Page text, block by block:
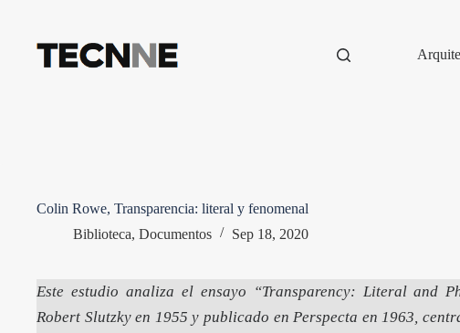
contenido
Colin Rowe, Transparencia: literal y fenomenal
Biblioteca, Documentos Sep 18, 2020
Este estudio analiza el ensayo “Transparency: Literal and
Robert Slutzky en 1955 y publicado en Perspecta en 1963,